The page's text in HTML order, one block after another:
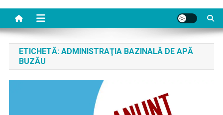
ETICHETĂ: ADMINISTRAŢIA BAZINALĂ DE APĂ
BUZĂU